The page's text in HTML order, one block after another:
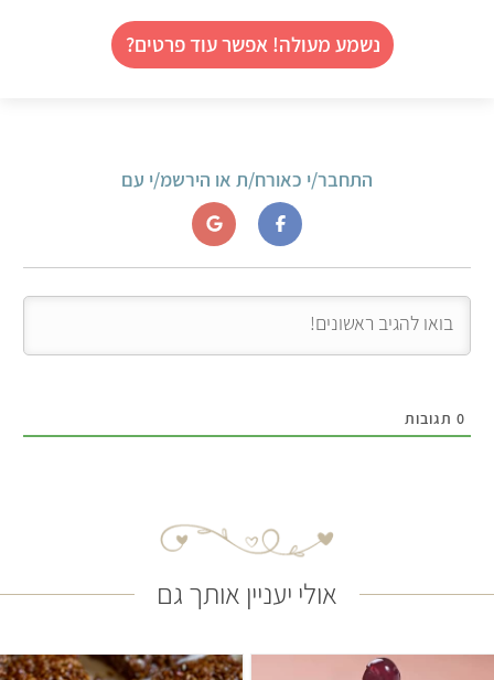
נשמע מעולה! אפשר עוד פרטים?
התחבר/י כאורח/ת או הירשמ/י עם
0 תגובות
אולי יעניין אותך גם